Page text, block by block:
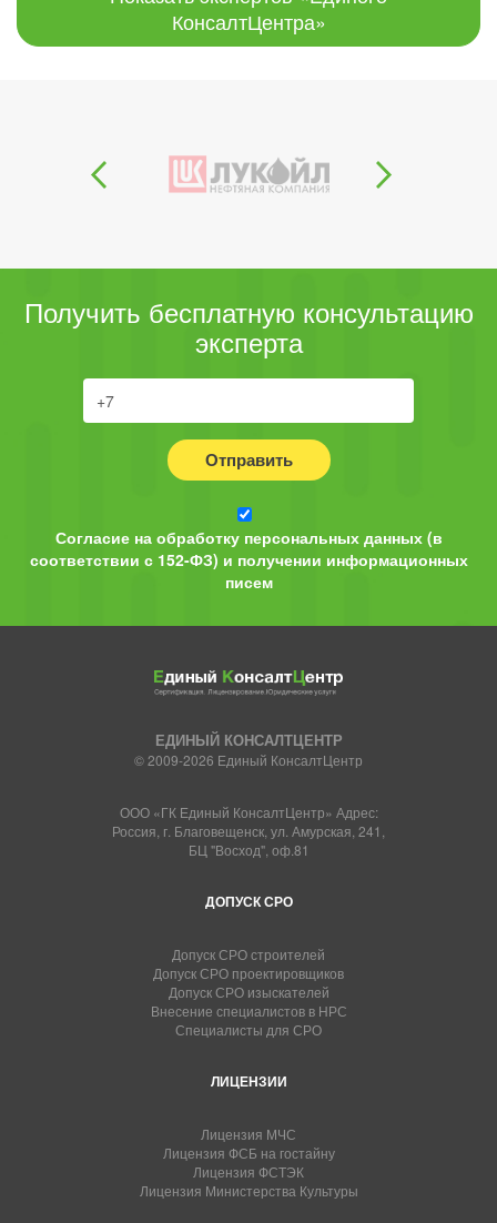
КонсалтЦентра»
Получить бесплатную консультацию
эксперта
Отправить
Согласие на обработку персональных данных (в
соответствии с 152-ФЗ) и получении информационных
писем
ЕДИНЫЙ КОНСАЛТЦЕНТР
© 2009-2026 Единый КонсалтЦентр
ООО «ГК Единый КонсалтЦентр» Адрес:
Россия, г. Благовещенск, ул. Амурская, 241,
БЦ "Восход", оф.81
ДОПУСК СРО
Допуск СРО строителей
Допуск СРО проектировщиков
Допуск СРО изыскателей
Внесение специалистов в НРС
Специалисты для СРО
ЛИЦЕНЗИИ
Лицензия МЧС
Лицензия ФСБ на гостайну
Лицензия ФСТЭК
Лицензия Министерства Культуры